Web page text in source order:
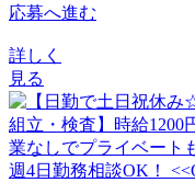
応募へ進む
詳しく
見る